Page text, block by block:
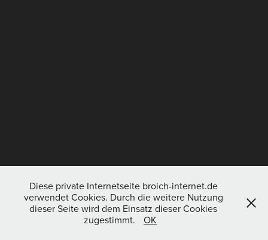
Diese private Internetseite broich-internet.de
verwendet Cookies. Durch die weitere Nutzung
dieser Seite wird dem Einsatz dieser Cookies
zugestimmt.
OK